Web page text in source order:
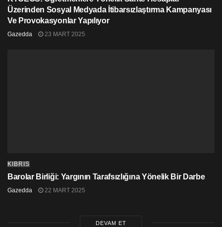
Üzerinden Sosyal Medyada İtibarsızlaştırma Kampanyası
Ve Provokasyonlar Yapılıyor
Gazedda 23 MART 2025
KIBRIS
Barolar Birliği: Yargının Tarafsızlığına Yönelik Bir Darbe
Gazedda 22 MART 2025
DEVAM ET